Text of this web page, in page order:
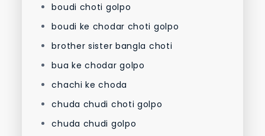
boudi choti golpo
boudi ke chodar choti golpo
brother sister bangla choti
bua ke chodar golpo
chachi ke choda
chuda chudi choti golpo
chuda chudi golpo